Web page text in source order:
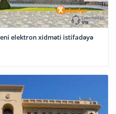
elektron xidməti istifadəyə